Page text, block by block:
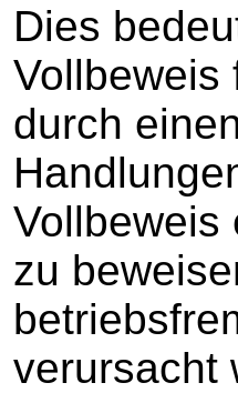
Dies
Vollbeweis
durch
Vollbeweis
zu
verursacht